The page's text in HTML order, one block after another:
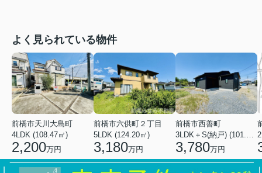
よく見られている物件
前橋市天川大島町
4LDK (108.47㎡)
2,200万円
前橋市六供町２丁目
5LDK (124.20㎡)
3,180万円
前橋市西善町
3,780万円